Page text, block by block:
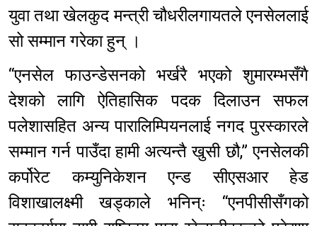
युवा तथा खेलकुद मन्त्री चौधरीलगायतले एनसेललाई
सो सम्मान गरेका हुन् ।
“एनसेल फाउन्डेसनको भर्खरै भएको शुमारम्भसँगै
देशको लागि ऐतिहासिक पदक दिलाउन सफल
पलेशासहित अन्य पारालिम्पियनलाई नगद पुरस्कारले
सम्मान गर्न पाउँदा हामी अत्यन्तै खुसी छौ,” एनसेलकी
कर्पोरेट कम्युनिकेशन एन्ड सीएसआर हेड
विशाखालक्ष्मी खड्काले भनिन्ः “एनपीसीसँगको